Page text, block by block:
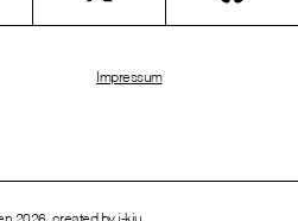
Impressum